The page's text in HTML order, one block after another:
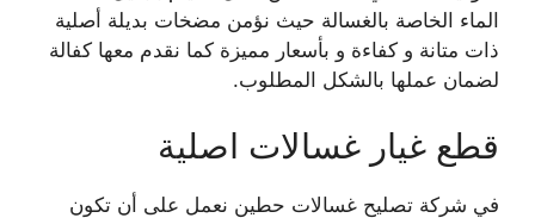
الماء الخاصة بالغسالة حيث نؤمن مضخات بديلة أصلية
ذات متانة و كفاءة و بأسعار مميزة كما نقدم معها كفالة
لضمان عملها بالشكل المطلوب.
قطع غيار غسالات اصلية
في شركة تصليح غسالات حطين نعمل على أن تكون